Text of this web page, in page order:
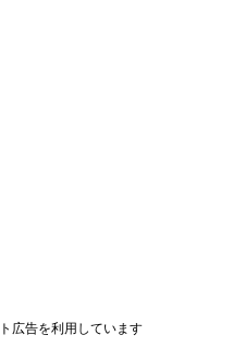
広告を利用しています